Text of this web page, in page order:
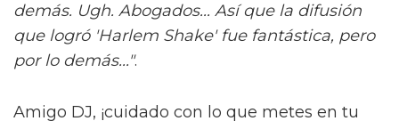
demás. Ugh. Abogados... Así que la difusión
que logró 'Harlem Shake' fue fantástica, pero
por lo demás...".
Amigo DJ, ¡cuidado con lo que metes en tu